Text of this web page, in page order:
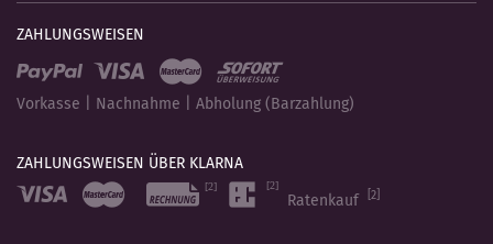
ZAHLUNGSWEISEN
Vorkasse | Nachnahme | Abholung (Barzahlung)
ZAHLUNGSWEISEN ÜBER KLARNA
Ratenkauf
[2]